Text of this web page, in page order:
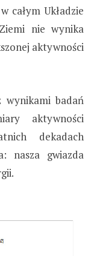
całym Układzie
nie wynika
aktywności
wynikami badań
aktywności
dekadach
nasza gwiazda